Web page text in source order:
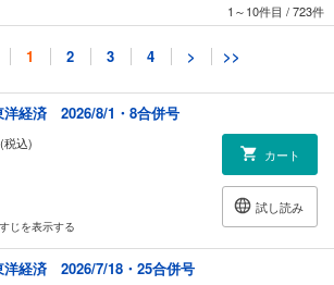
市］今や天然より多い 養殖でブリを育てるニッ
サーモンは陸上で育てる
ヨシムラ・フードの正体
が食卓を救う
要漁港ランキング（2023年）水揚げ量：１位 釧
都道府県別 生産量ランキング（2022年）海面
獲／河川養殖
1～10件目 /723件
1 2 3 4 > >>
洋経済 2026/8/1・8合併号
税込)
カート
試し読み
じを表示する
洋経済 2026/7/18・25合併号